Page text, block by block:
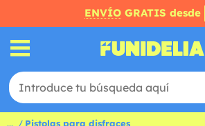
ENVÍO GRATIS desde
... Pistolas para disfraces